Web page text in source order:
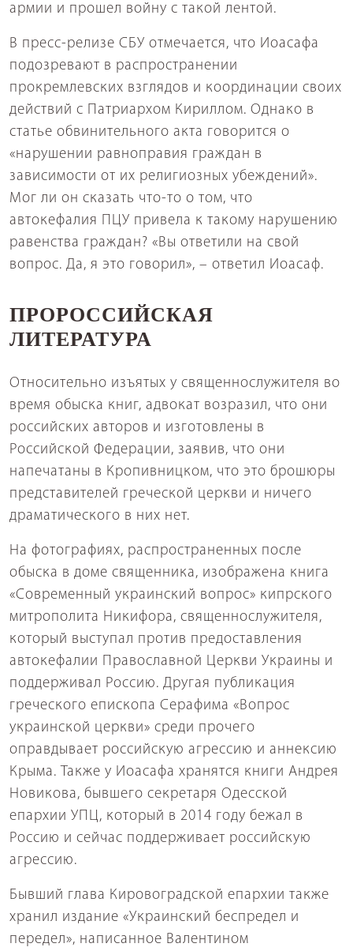
армии и прошел войну с такой лентой.
В пресс-релизе СБУ отмечается, что Иоасафа
подозревают в распространении
прокремлевских взглядов и координации своих
действий с Патриархом Кириллом. Однако в
статье обвинительного акта говорится о
«нарушении равноправия граждан в
зависимости от их религиозных убеждений».
Мог ли он сказать что-то о том, что
автокефалия ПЦУ привела к такому нарушению
равенства граждан? «Вы ответили на свой
вопрос. Да, я это говорил», – ответил Иоасаф.
ПРОРОССИЙСКАЯ
ЛИТЕРАТУРА
Относительно изъятых у священнослужителя во
время обыска книг, адвокат возразил, что они
российских авторов и изготовлены в
Российской Федерации, заявив, что они
напечатаны в Кропивницком, что это брошюры
представителей греческой церкви и ничего
драматического в них нет.
На фотографиях, распространенных после
обыска в доме священника, изображена книга
«Современный украинский вопрос» кипрского
митрополита Никифора, священнослужителя,
который выступал против предоставления
автокефалии Православной Церкви Украины и
поддерживал Россию. Другая публикация
греческого епископа Серафима «Вопрос
украинской церкви» среди прочего
оправдывает российскую агрессию и аннексию
Крыма. Также у Иоасафа хранятся книги Андрея
Новикова, бывшего секретаря Одесской
епархии УПЦ, который в 2014 году бежал в
Россию и сейчас поддерживает российскую
агрессию.
Бывший глава Кировоградской епархии также
хранил издание «Украинский беспредел и
передел», написанное Валентином